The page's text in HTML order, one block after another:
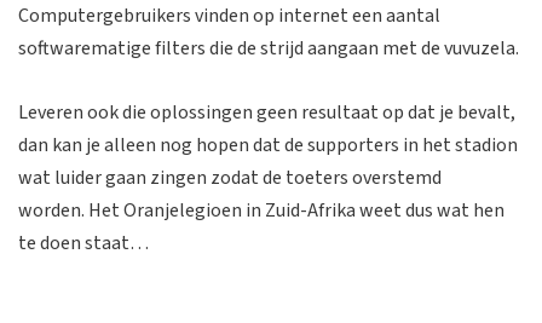
Computergebruikers vinden op internet een aantal
softwarematige filters die de strijd aangaan met de vuvuzela.
Leveren ook die oplossingen geen resultaat op dat je bevalt,
dan kan je alleen nog hopen dat de supporters in het stadion
wat luider gaan zingen zodat de toeters overstemd
worden. Het Oranjelegioen in Zuid-Afrika weet dus wat hen
te doen staat…